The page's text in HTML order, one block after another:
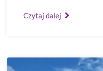
Czytaj dalej